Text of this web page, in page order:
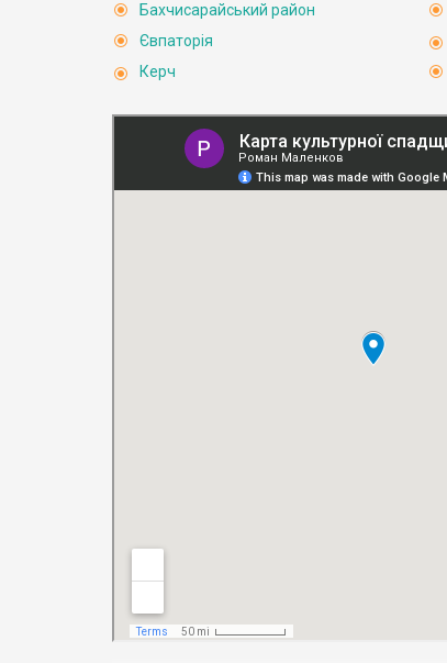
Бахчисарайський район
Євпаторія
Керч